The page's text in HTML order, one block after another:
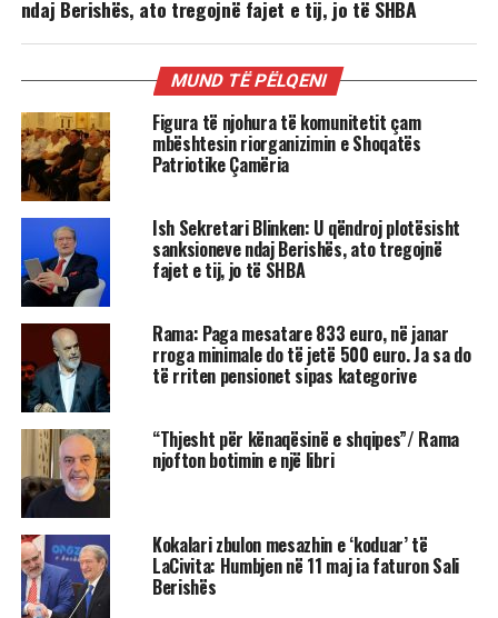
ndaj Berishës, ato tregojnë fajet e tij, jo të SHBA
MUND TË PËLQENI
Figura të njohura të komunitetit çam
mbështesin riorganizimin e Shoqatës
Patriotike Çamëria
Ish Sekretari Blinken: U qëndroj plotësisht
sanksioneve ndaj Berishës, ato tregojnë
fajet e tij, jo të SHBA
Rama: Paga mesatare 833 euro, në janar
rroga minimale do të jetë 500 euro. Ja sa do
të rriten pensionet sipas kategorive
“Thjesht për kënaqësinë e shqipes”/ Rama
njofton botimin e një libri
Kokalari zbulon mesazhin e ‘koduar’ të
LaCivita: Humbjen në 11 maj ia faturon Sali
Berishës